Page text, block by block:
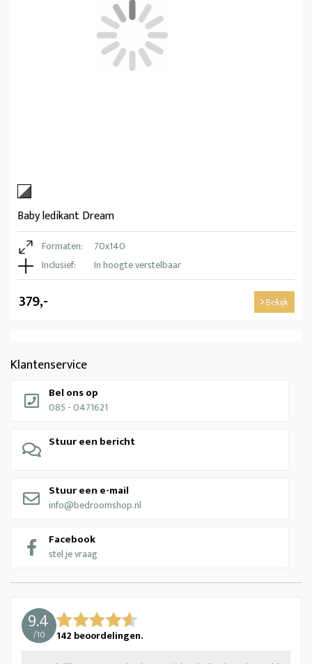
Klantenservice
Bel ons op
085 - 0471621
Stuur een bericht
Stuur een e-mail
info@bedroomshop.nl
Facebook
stel je vraag
9.4
/10 142 beoordelingen.
Baby ledikant Dream
Formaten:
70x140
Inclusief:
In hoogte verstelbaar
379,- Bekijk